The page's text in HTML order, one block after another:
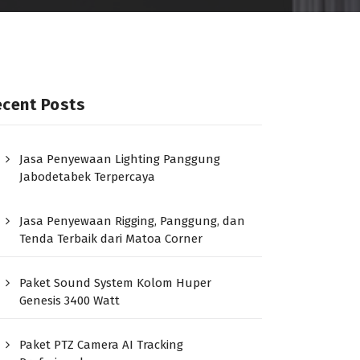
Posts
Jasa Penyewaan Lighting Panggung
Jabodetabek Terpercaya
Jasa Penyewaan Rigging, Panggung, dan
Tenda Terbaik dari Matoa Corner
Paket Sound System Kolom Huper
Genesis 3400 Watt
Paket PTZ Camera AI Tracking